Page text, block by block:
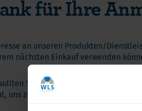
Eisen
Eisen
für Ihre
an unseren Produkten/
nächsten Einkauf verwenden
Sie nicht vergessen, unsere
uns zu kontaktieren. Ihre